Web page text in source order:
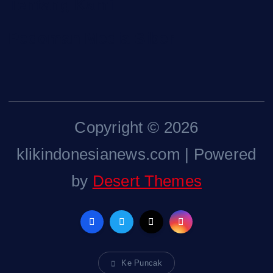
Copyright © 2026
klikindonesianews.com | Powered
by Desert Themes
Ke Puncak